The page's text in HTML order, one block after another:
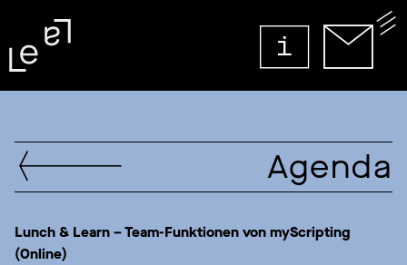
Agenda
Lunch & Learn – Team-Funktionen von myScripting
(Online)